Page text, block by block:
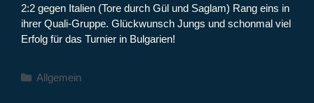
2:2 gegen Italien (Tore durch Gül und Saglam) Rang eins in
ihrer Quali-Gruppe. Glückwunsch Jungs und schonmal viel
Erfolg für das Turnier in Bulgarien!
Kategorien
Allgemein